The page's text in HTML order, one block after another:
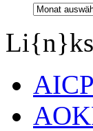
Li{n}ks
AICP